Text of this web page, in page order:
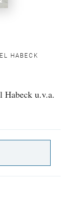
HABECK
u.v.a.